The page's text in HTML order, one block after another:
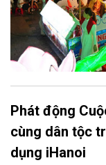
Phát động
cùng dân tộc
dụng iHanoi